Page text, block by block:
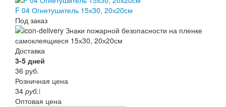
F 04 Огнетушитель 15х30, 20х20см
Под заказ
Доставка
3-5 дней
36 руб.
Розничная цена
34 руб.i
Оптовая цена